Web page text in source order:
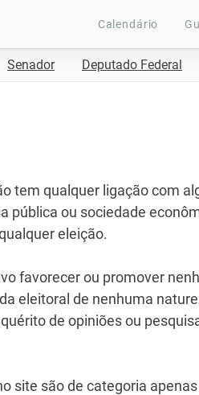
Calendário
Senador Deputado Federal
tem qualquer ligação com
pública ou sociedade
eleição.
favorecer ou promover
eleitoral de nenhuma
de opiniões ou
site são de categoria